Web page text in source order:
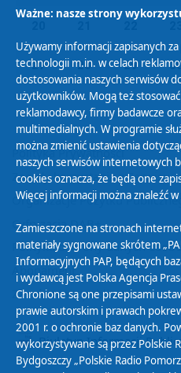
27 28 29
Polityka Prywatności
Zasady korzystania z Serwisu
Organizacje Pożytku
Cyfryzacja DAB+
Polityka ochrony danych
Abonament
Zamówienia publiczne
Biuletyn Informacji
Ważne: nasze strony
Używamy informacji zapisanych
technologii m.in. w celach
dostosowania naszych serwisów
użytkowników. Mogą też
reklamodawcy, firmy badawcze
multimedialnych. W programie
można zmienić ustawienia
naszych serwisów internetowych
cookies oznacza, że będą one
Więcej informacji można znaleźć w
Zamieszczone na stronach
materiały sygnowane skrótem
Informacyjnych PAP, będących
i wydawcą jest Polska Agencja
Chronione są one przepisami
prawie autorskim i prawach
2001 r. o ochronie baz danych.
wykorzystywane są przez Polskie
Bydgoszczy „Polskie Radio